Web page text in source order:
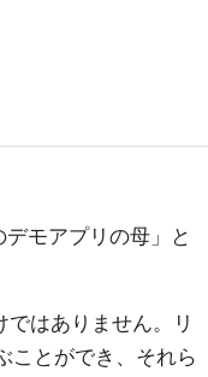
モアプリの母」と
はありません。リ
ことができ、それら